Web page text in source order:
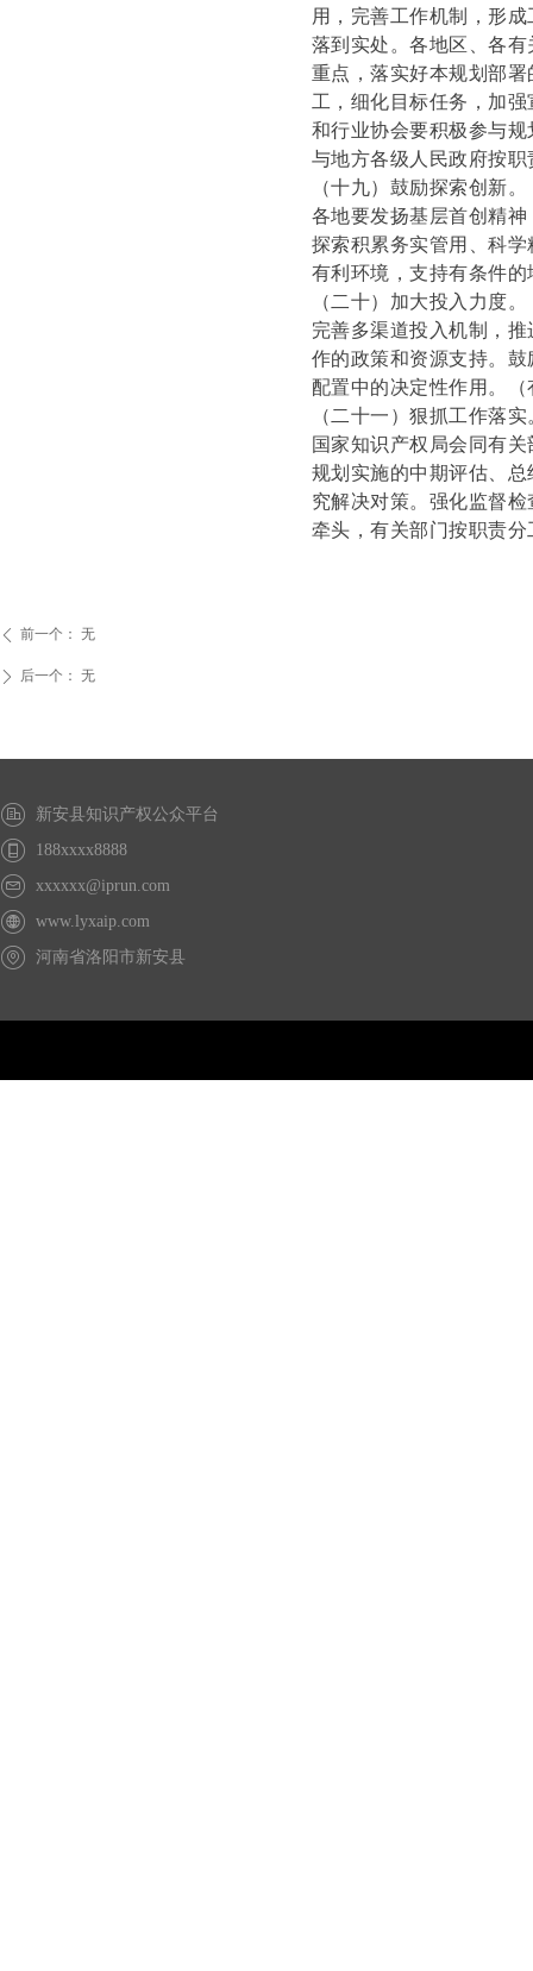
用，完善工作机制，形
落到实处。各地区、各
重点，落实好本规划部
工，细化目标任务，加
和行业协会要积极参与
与地方各级人民政府按
（十九）鼓励探索创新。
各地要发扬基层首创精
探索积累务实管用、科
有利环境，支持有条件
（二十）加大投入力度。
完善多渠道投入机制，
作的政策和资源支持。
配置中的决定性作用。
（二十一）狠抓工作落实
国家知识产权局会同有
规划实施的中期评估、
究解决对策。强化监督
牵头，有关部门按职责分
ꄴ 前一个： 无
ꄲ 后一个： 无
新安县知识产权公众平台
188xxxx8888
xxxxxx@iprun.com
www.lyxaip.com
河南省洛阳市新安县